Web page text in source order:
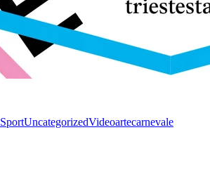
SportUncategorizedVideoartecarnevale